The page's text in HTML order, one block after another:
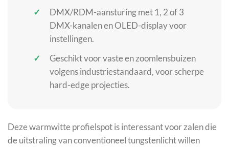
DMX/RDM-aansturing met 1, 2 of 3
DMX-kanalen en OLED-display voor
instellingen.
Geschikt voor vaste en zoomlensbuizen
volgens industriestandaard, voor scherpe
hard-edge projecties.
Deze warmwitte profielspot is interessant voor zalen die
de uitstraling van conventioneel tungstenlicht willen